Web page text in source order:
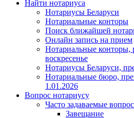
Найти нотариуса
Нотариусы Беларуси
Нотариальные конторы
Поиск ближайшей
Онлайн запись на прием
Нотариальные конторы,
воскресенье
Нотариусы Беларуси,
Нотариальные бюро,
1.01.2026
Вопрос нотариусу
Часто задаваемые
Завещание